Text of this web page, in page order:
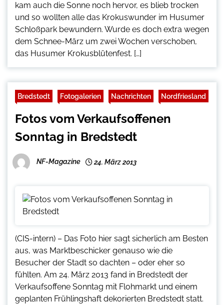
kam auch die Sonne noch hervor, es blieb trocken
und so wollten alle das Krokuswunder im Husumer
Schloßpark bewundern. Wurde es doch extra wegen
dem Schnee-März um zwei Wochen verschoben,
das Husumer Krokusblütenfest. […]
Bredstedt Fotogalerien Nachrichten Nordfriesland
Fotos vom Verkaufsoffenen
Sonntag in Bredstedt
NF-Magazine 24. März 2013
(CIS-intern) – Das Foto hier sagt sicherlich am Besten
aus, was Marktbeschicker genauso wie die
Besucher der Stadt so dachten – oder eher so
fühlten. Am 24. März 2013 fand in Bredstedt der
Verkaufsoffene Sonntag mit Flohmarkt und einem
geplanten Frühlingshaft dekorierten Bredstedt statt.